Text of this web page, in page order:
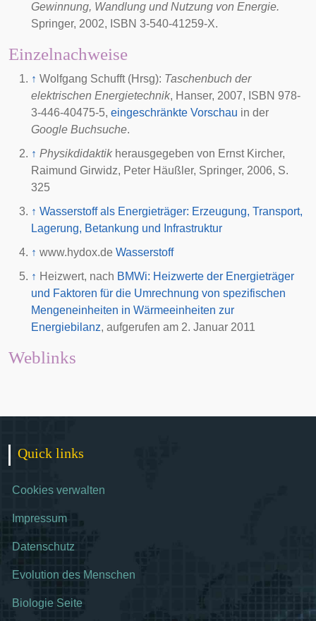
Gewinnung, Wandlung und Nutzung von Energie.
Springer, 2002, ISBN 3-540-41259-X.
Einzelnachweise
↑ Wolfgang Schufft (Hrsg): Taschenbuch der
elektrischen Energietechnik, Hanser, 2007, ISBN 978-
3-446-40475-5, eingeschränkte Vorschau in der
Google Buchsuche.
↑ Physikdidaktikherausgegeben von Ernst Kircher,
Raimund Girwidz, Peter Häußler, Springer, 2006, S.
325
↑ Wasserstoff als Energieträger: Erzeugung, Transport,
Lagerung, Betankung und Infrastruktur
↑ www.hydox.de Wasserstoff
↑ Heizwert, nach BMWi: Heizwerte der Energieträger
und Faktoren für die Umrechnung von spezifischen
Mengeneinheiten in Wärmeeinheiten zur
Energiebilanz, aufgerufen am 2. Januar 2011
Weblinks
Quick links
Cookies verwalten
Impressum
Datenschutz
Evolution des Menschen
Biologie Seite